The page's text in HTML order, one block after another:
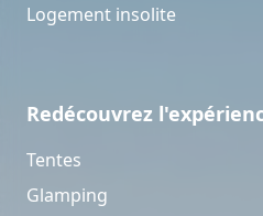
Logement insolite
Redécouvrez
Tentes
Glamping